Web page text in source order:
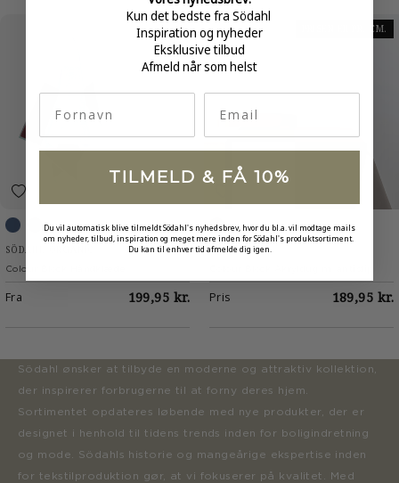
BlueRosewood
SÖDAHL ORGANIC
Colour Block Håndklæde
Fra 199,95 kr.
PRISEN ER PR. CM.
Rosewood
SÖDAHL
Pris 189,95 kr.
Södahl ønsker at tilbyde en moderne og attraktiv kollektion,
der inspirerer forbrugerne til at forny deres hjem.
Sortimentet opdateres løbende med nye produkter, der er
designet i henhold til tidens trends inden for boligindretning
og mode. Södahls historie og mangeårige ekspertise inden
for tekstilproduktion gør, at vi fokuserer på kvalitet. Med
Kun det bedste fra Södahl
Inspiration og nyheder
Eksklusive tilbud
Afmeld når som helst
TILMELD & FÅ 10%
Du vil automatisk blive tilmeldt Södahl's nyhedsbrev, hvor du bl.a. vil modtage mails
om nyheder, tilbud, inspiration og meget mere inden for Södahl's produktsortiment.
Du kan til enhver tid afmelde dig igen.